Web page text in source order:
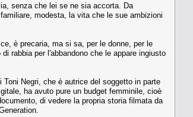
senza che lei se ne sia accorta. Da
modesta, la vita che le sue ambizioni
è precaria, ma si sa, per le donne, per le
rabbia per l'abbandono che le appare ingiusto
Negri, che è autrice del soggetto in parte
ha avuto pure un budget femminile, cioè
di vedere la propria storia filmata da